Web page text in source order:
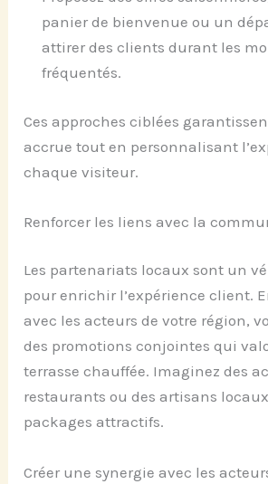
panier de bienvenue ou un
attirer des clients durant les
fréquentés.
Ces approches ciblées
accrue tout en personnalisant
chaque visiteur.
Renforcer les liens avec la
Les partenariats locaux sont un
pour enrichir l’expérience client.
avec les acteurs de votre région,
des promotions conjointes qui
terrasse chauffée. Imaginez des
restaurants ou des artisans
packages attractifs.
Créer une synergie avec les